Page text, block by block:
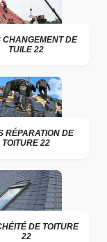
CHANGEMENT DE
TUILE 22
RÉPARATION DE
TOITURE 22
DE TOITURE
22